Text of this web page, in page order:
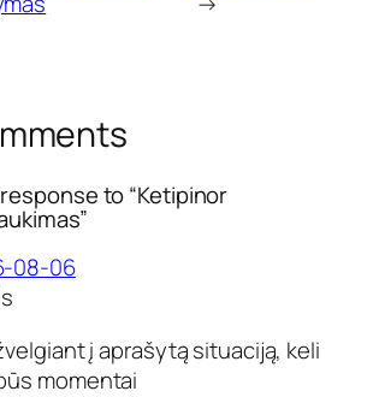
to “Ketipinor
08-06
į aprašytą situaciją, keli
momentai